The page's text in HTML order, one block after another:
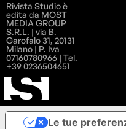
Rivista Studio è
edita da MOST
MEDIA GROUP
S.R.L. | via B.
Garofalo 31, 20131
Milano | P. Iva
07160780966 | Tel.
+39 0236504651
Le tue